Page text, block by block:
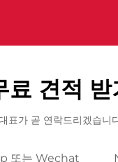
료 견적 받
표가 곧 연락드리겠습니
또는 Wechat